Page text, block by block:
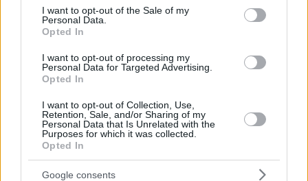
consent section.
I want to opt-out of the Sale of my
Personal Data.
Opted In
I want to opt-out of processing my
Personal Data for Targeted Advertising.
Opted In
I want to opt-out of Collection, Use,
Retention, Sale, and/or Sharing of my
Personal Data that Is Unrelated with the
Purposes for which it was collected.
Opted In
Google consents
A post shared by SNFCC (@snfcc)